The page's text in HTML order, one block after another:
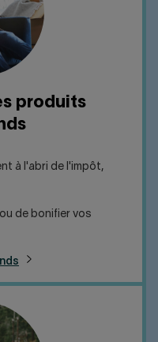
produits
à l'abri de l'impôt,
de bonifier vos